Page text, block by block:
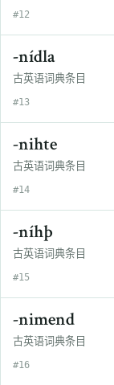
#12
-nídla
古英语词典条目
#13
-nihte
古英语词典条目
#14
-níhþ
古英语词典条目
#15
-nimend
古英语词典条目
#16